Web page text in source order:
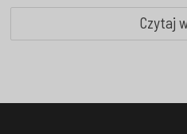
Czytaj